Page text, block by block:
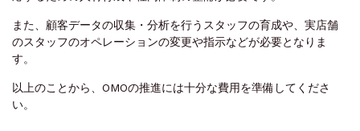
また、顧客データの収集・分析を行うスタッフの育成や、実店舗
のスタッフのオペレーションの変更や指示などが必要となりま
す。
以上のことから、OMOの推進には十分な費用を準備してくださ
い。